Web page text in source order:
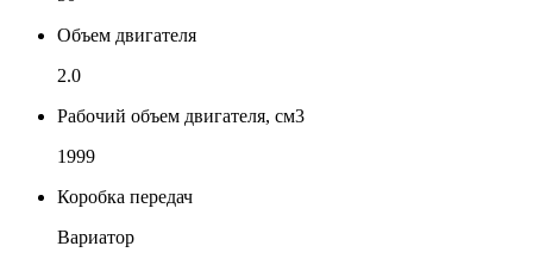
Объем двигателя
2.0
Рабочий объем двигателя, см3
1999
Коробка передач
Вариатор